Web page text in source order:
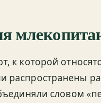
к которой
словом